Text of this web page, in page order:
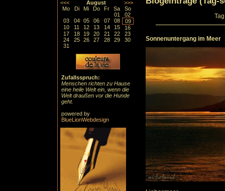
<<<
August
>>>
Mo
Di Mi Do Fr Sa
So
01
02
03
04 05 06 07 08
09
10
11 12 13 14 15
16
17
18 19 20 21 22
23
24
25 26 27 28 29
30
31
Zufallsspruch:
Menschen richten zu Hause
eine heile Welt ein, wenn die
Welt draußen vor die Hunde
geht.
powered by
BlueLionWebdesign
Sonnenuntergang im Meer